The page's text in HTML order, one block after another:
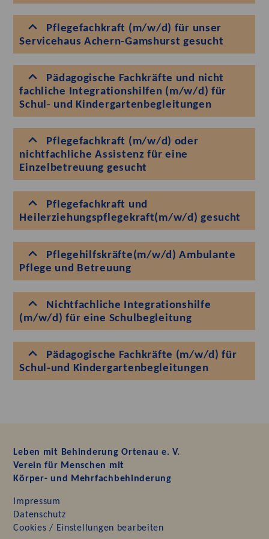
Pflegefachkraft (m/w/d) für unser
Servicehaus Achern-Gamshurst gesucht
Pädagogische Fachkräfte und nicht
fachliche Integrationshilfen (m/w/d) für
Schul- und Kindergartenbegleitungen
Pflegefachkraft (m/w/d) oder
nichtfachliche Assistenz für eine
Einzelbetreuung gesucht
Pflegefachkraft und
Heilerziehungspflegekraft(m/w/d) gesucht
Pflegehilfskräfte(m/w/d) Ambulante
Pflege und Betreuung
Nichtfachliche Integrationshilfe
(m/w/d) für eine Schulbegleitung
Pädagogische Fachkräfte (m/w/d) für
Schul-und Kindergartenbegleitungen
Leben mit Behinderung Ortenau e. V.
Verein für Menschen mit
Körper- und Mehrfachbehinderung
Impressum
Datenschutz
Cookies / Einstellungen bearbeiten